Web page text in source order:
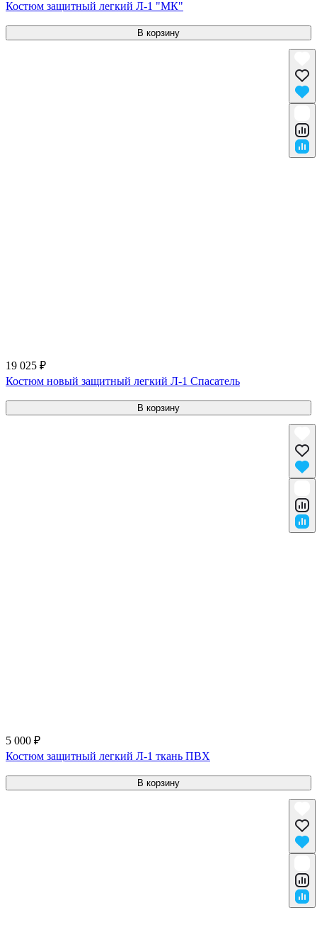
Костюм защитный легкий Л-1 "МК"
В корзину
19 025 ₽
Костюм новый защитный легкий Л-1 Спасатель
В корзину
5 000 ₽
Костюм защитный легкий Л-1 ткань ПВХ
В корзину